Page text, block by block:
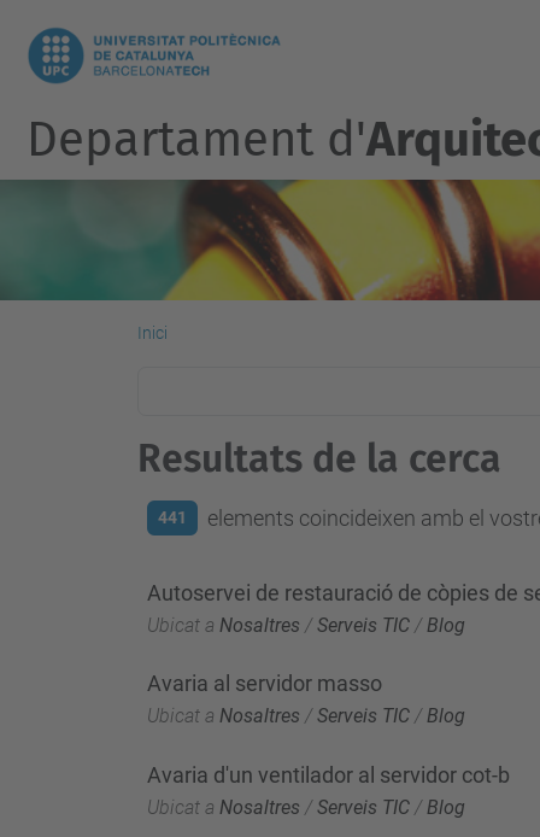
Departament d'
Inici
Resultats de la cerca
441 elements coincideixen amb el
Autoservei de restauració de còpies de
Ubicat a Nosaltres /Serveis TIC / Blog
Avaria al servidor masso
Ubicat a Nosaltres /Serveis TIC /Blog
Avaria d'un ventilador al servidor cot-b
Ubicat a Nosaltres /Serveis TIC / Blog